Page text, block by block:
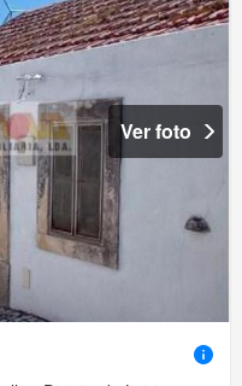
Ver foto